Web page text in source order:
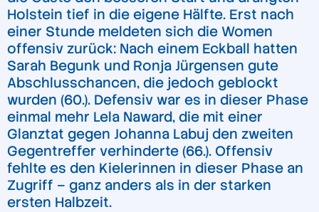
Holstein tief in die eigene Hälfte. Erst nach
einer Stunde meldeten sich die Women
offensiv zurück: Nach einem Eckball hatten
Sarah Begunk und Ronja Jürgensen gute
Abschlusschancen, die jedoch geblockt
wurden (60.). Defensiv war es in dieser Phase
einmal mehr Lela Naward, die mit einer
Glanztat gegen Johanna Labuj den zweiten
Gegentreffer verhinderte (66.). Offensiv
fehlte es den Kielerinnen in dieser Phase an
Zugriff – ganz anders als in der starken
ersten Halbzeit.